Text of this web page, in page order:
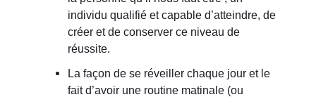
individu qualifié et capable d’atteindre, de
créer et de conserver ce niveau de
réussite.
La façon de se réveiller chaque jour et le
fait d’avoir une routine matinale (ou